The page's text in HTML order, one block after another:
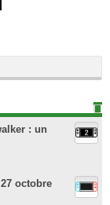
: un
octobre